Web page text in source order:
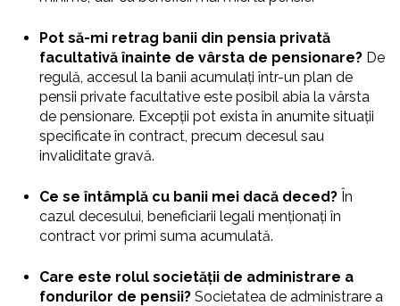
Pot să-mi retrag banii din pensia privată
facultativă înainte de vârsta de pensionare? De
regulă, accesul la banii acumulați într-un plan de
pensii private facultative este posibil abia la vârsta
de pensionare. Excepții pot exista în anumite situații
specificate în contract, precum decesul sau
invaliditate gravă.
Ce se întâmplă cu banii mei dacă deced? În
cazul decesului, beneficiarii legali menționați în
contract vor primi suma acumulată.
Care este rolul societății de administrare a
fondurilor de pensii? Societatea de administrare a